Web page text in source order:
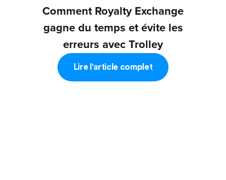
Comment Royalty Exchange
gagne du temps et évite les
erreurs avec Trolley
Lire l'article complet